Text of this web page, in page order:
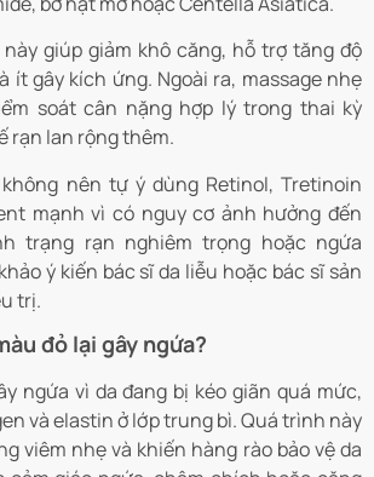
giúp giảm khô căng, hỗ trợ tăng độ
ít gây kích ứng. Ngoài ra, massage nhẹ
soát cân nặng hợp lý trong thai kỳ
rạn lan rộng thêm.
nên tự ý dùng Retinol, Tretinoin
mạnh vì có nguy cơ ảnh hưởng đến
trạng rạn nghiêm trọng hoặc ngứa
ý kiến bác sĩ da liễu hoặc bác sĩ sản
trị.
đỏ lại gây ngứa?
ngứa vì da đang bị kéo giãn quá mức,
và elastin ở lớp trung bì. Quá trình này
viêm nhẹ và khiến hàng rào bảo vệ da